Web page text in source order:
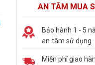
AN TÂM MUA
Bảo hành 1 - 5
an tâm sử dụng
Miễn phí giao